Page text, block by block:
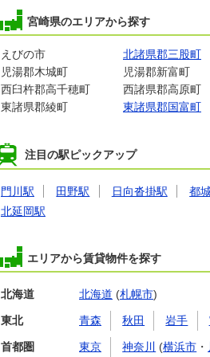
宮崎県のエリアから探す
えびの市 北諸県郡三股町
児湯郡木城町
児湯郡新富町
西臼杵郡高千穂町
西諸県郡高原町
東諸県郡綾町
東諸県郡国富町
注目の駅ピックアップ
門川駅 田野駅 日向沓掛駅 都
北延岡駅
エリアから賃貸物件を探す
北海道 北海道 (札幌市)
東北 青森 秋田 岩手
首都圏 東京 神奈川 (横浜市 ・